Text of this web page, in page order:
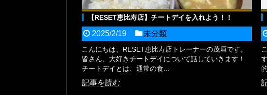
【RESET恵比寿店】チートデイを入れよう！！
2025/2/19 未分類
こんにちは、RESET恵比寿店トレーナーの茂垣です。
皆さん、大好きチートデイについて話していきます！
チートデイとは、通常の食...
記事を読む